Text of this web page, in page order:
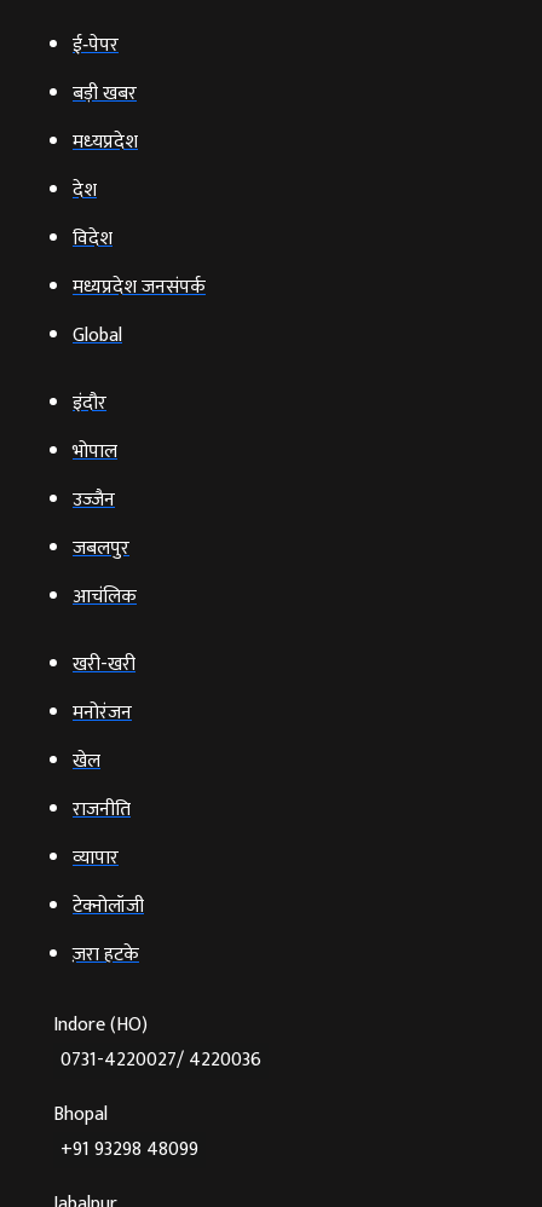
ई‑पेपर
बड़ी खबर
मध्‍यप्रदेश
देश
विदेश
मध्यप्रदेश जनसंपर्क
Global
इंदौर
भोपाल
उज्‍जैन
जबलपुर
आचंलिक
खरी-खरी
मनोरंजन
खेल
राजनीति
व्‍यापार
टेक्‍नोलॉजी
ज़रा हटके
Indore (HO)
0731-4220027/ 4220036
Bhopal
+91 93298 48099